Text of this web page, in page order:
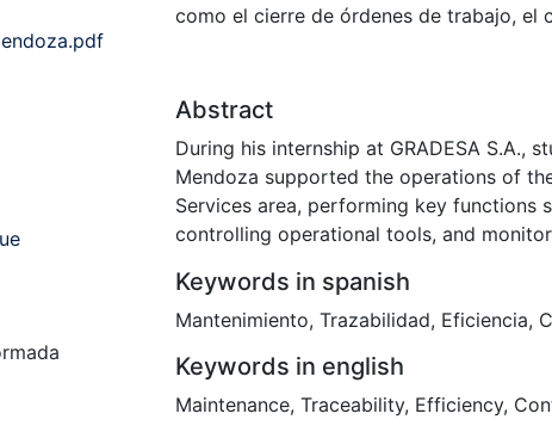
como el cierre de órdenes de trabajo, el
Abstract
During his internship at GRADESA S.A.,
Mendoza supported the operations of
Services area, performing key functions
controlling operational tools, and
Keywords in spanish
Mantenimiento, Trazabilidad, Eficiencia,
Keywords in english
Maintenance, Traceability, Efficiency,